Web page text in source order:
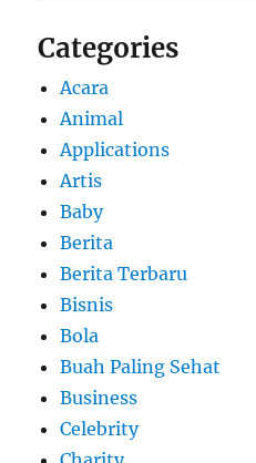
Categories
Acara
Animal
Applications
Artis
Baby
Berita
Berita Terbaru
Bisnis
Bola
Buah Paling Sehat
Business
Celebrity